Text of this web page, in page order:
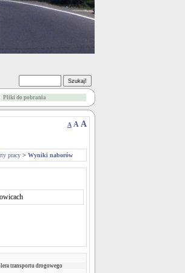
Pliki do pobrania
A A A
pracy > Wyniki naborów
transportu drogowego